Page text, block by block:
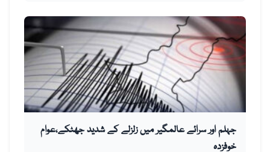
جہلم اور سرائے عالمگیر میں زلزلے کے شدید جھٹکے،عوام
خوفزدہ